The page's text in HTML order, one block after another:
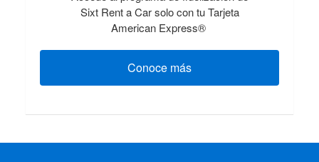
Sixt Rent a Car solo con tu Tarjeta
American Express®
Conoce más